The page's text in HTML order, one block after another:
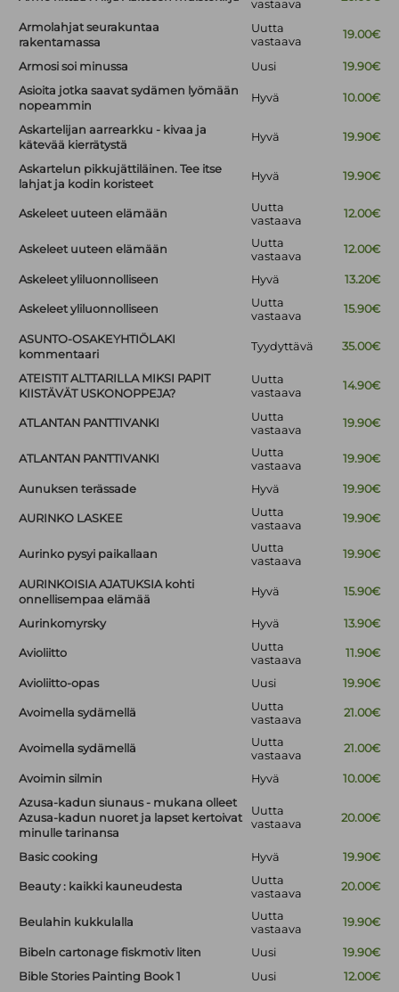
vastaava
Armolahjat seurakuntaa
rakentamassa
Uutta
vastaava
19.00€
Armosi soi minussa Uusi
19.90€
Asioita jotka saavat sydämen lyömään
nopeammin
Hyvä 10.00€
Askartelijan aarrearkku - kivaa ja
kätevää kierrätystä
Hyvä 19.90€
Askartelun pikkujättiläinen. Tee itse
lahjat ja kodin koristeet
Hyvä 19.90€
Askeleet uuteen elämään
Uutta
vastaava
12.00€
Askeleet uuteen elämään
Uutta
vastaava
12.00€
Askeleet yliluonnolliseen Hyvä 13.20€
Askeleet yliluonnolliseen
Uutta
vastaava
15.90€
ASUNTO-OSAKEYHTIÖLAKI
kommentaari
Tyydyttävä 35.00€
ATEISTIT ALTTARILLA MIKSI PAPIT
KIISTÄVÄT USKONOPPEJA?
Uutta
vastaava
14.90€
ATLANTAN PANTTIVANKI
Uutta
vastaava
19.90€
ATLANTAN PANTTIVANKI
Uutta
vastaava
19.90€
Aunuksen terässade Hyvä 19.90€
AURINKO LASKEE
Uutta
vastaava
19.90€
Aurinko pysyi paikallaan
Uutta
vastaava
19.90€
AURINKOISIA AJATUKSIA kohti
onnellisempaa elämää
Hyvä 15.90€
Aurinkomyrsky Hyvä 13.90€
Avioliitto
Uutta
vastaava
11.90€
Avioliitto-opas Uusi 19.90€
Avoimella sydämellä
Uutta
vastaava
21.00€
Avoimella sydämellä
Uutta
vastaava
21.00€
Avoimin silmin Hyvä
10.00€
Azusa-kadun siunaus - mukana olleet
Azusa-kadun nuoret ja lapset kertoivat
minulle tarinansa
Uutta
vastaava
20.00€
Basic cooking Hyvä 19.90€
Beauty : kaikki kauneudesta
Uutta
vastaava
20.00€
Beulahin kukkulalla
Uutta
vastaava
19.90€
Bibeln cartonage fiskmotiv liten Uusi
19.90€
Bible Stories Painting Book 1
Uusi
12.00€